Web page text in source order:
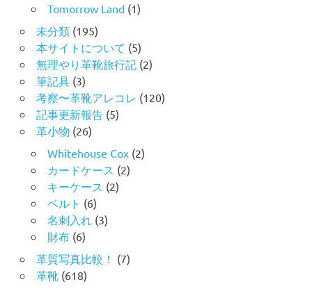
Tomorrow Land(1)
未分類(195)
本サイトについて (5)
無理やり革靴旅行記 (2)
筆記具(3)
考察〜革靴アレコレ (120)
記事更新報告(5)
革小物 (26)
Whitehouse Cox(2)
カードケース (2)
キーケース (2)
ベルト (6)
名刺入れ (3)
財布(6)
革質写真比較！ (7)
革靴(618)